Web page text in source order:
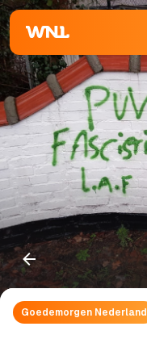
Goedemorgen Nederland